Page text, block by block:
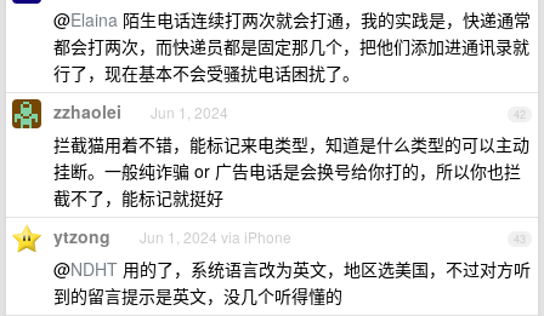
@Elaina 陌生电话连续打两次就会打通，我的实践是，快递通常
都会打两次，而快递员都是固定那几个，把他们添加进通讯录就
行了，现在基本不会受骚扰电话困扰了。
42
zzhaolei Jun 1, 2024
拦截猫用着不错，能标记来电类型，知道是什么类型的可以主动
挂断。一般纯诈骗 or 广告电话是会换号给你打的，所以你也拦
截不了，能标记就挺好
43
ytzong Jun 1, 2024 via iPhone
@NDHT 用的了，系统语言改为英文，地区选美国，不过对方听
到的留言提示是英文，没几个听得懂的